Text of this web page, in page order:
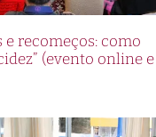
e recomeços: como
(evento online e